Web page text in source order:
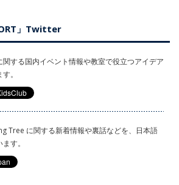
ORT」Twitter
関する国内イベント情報や教室で役立つアイデア
。
Tree に関する新着情報や裏話などを、日本語
す。